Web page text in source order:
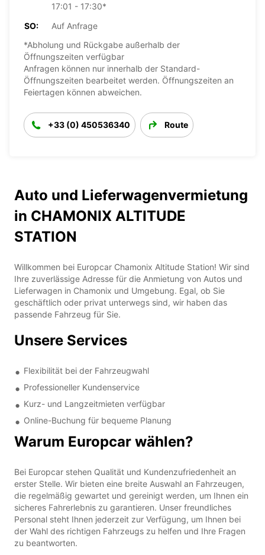
17:01 - 17:30*
SO:
Auf Anfrage
*Abholung und Rückgabe außerhalb der
Öffnungszeiten verfügbar
Anfragen können nur innerhalb der Standard-
Öffnungszeiten bearbeitet werden. Öffnungszeiten an
Feiertagen können abweichen.
+33 (0) 450536340 Route
Auto und Lieferwagenvermietung
in CHAMONIX ALTITUDE
STATION
Willkommen bei Europcar Chamonix Altitude Station! Wir sind
Ihre zuverlässige Adresse für die Anmietung von Autos und
Lieferwagen in Chamonix und Umgebung. Egal, ob Sie
geschäftlich oder privat unterwegs sind, wir haben das
passende Fahrzeug für Sie.
Unsere Services
Flexibilität bei der Fahrzeugwahl
Professioneller Kundenservice
Kurz- und Langzeitmieten verfügbar
Online-Buchung für bequeme Planung
Warum Europcar wählen?
Bei Europcar stehen Qualität und Kundenzufriedenheit an
erster Stelle. Wir bieten eine breite Auswahl an Fahrzeugen,
die regelmäßig gewartet und gereinigt werden, um Ihnen ein
sicheres Fahrerlebnis zu garantieren. Unser freundliches
Personal steht Ihnen jederzeit zur Verfügung, um Ihnen bei
der Wahl des richtigen Fahrzeugs zu helfen und Ihre Fragen
zu beantworten.